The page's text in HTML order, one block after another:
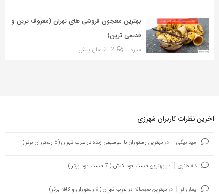
بهترین معجون فروشی های تهران (معروف ترین و
قدیمی ترین)
ساره 2 سال پیش
آخرین نظرات کاربران شهرزی
امید بیگی در بهترین رستوران با موسیقی زنده در غرب تهران (5 رستوران برتر)
لاله هنری در بهترین فست فود کیش ( 7 فست فود برتر )
ایمان فر در بهترین صبحانه در غرب تهران (9 رستوران و کافه برتر)